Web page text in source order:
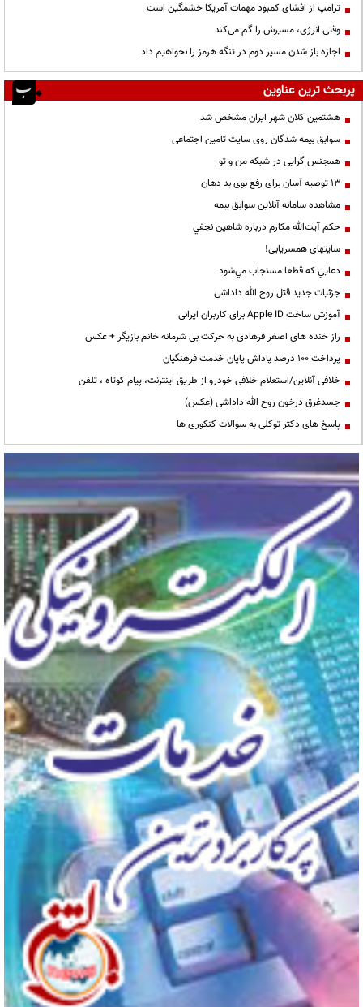
ترامپ از افشای کمبود مهمات آمریکا خشمگین است
وقتی انرژی، مسیرش را گم می‌کند
اجازه باز شدن مسیر دوم در تنگه هرمز را نخواهیم داد
پربحث ترین عناوین
هشتمین کلان شهر ایران مشخص شد
سوابق بیمه شدگان روی سایت تامین اجتماعی
همجنس گرایی در شبکه من و تو
13 توصیه آسان برای رفع بوی بد دهان
مشاهده سامانه آنلاين سوابق بیمه
حكم آيت‌الله مكارم درباره شاهين نجفي
سایتهای همسریابی!
دعايي كه قطعا مستجاب مي‌شود
جزئیات جدید قتل روح الله داداشی
آموزش ساخت Apple ID برای کاربران ایرانی
راز خنده های اصغر فرهادی به حرکت بی شرمانه خانم بازیگر + عکس
پرداخت ۱۰۰ درصد پاداش پایان خدمت فرهنگیان
خلافی آنلاین/استعلام خلافی خودرو از طریق اینترنت، پیام کوتاه ، تلفن
جسدغرق درخون روح الله داداشی (عکس)
پاسخ های دکتر توکلی به سوالات کنکوری ها